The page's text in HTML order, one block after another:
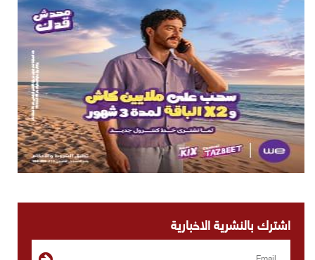
اشترك بالنشرية الاخبارية